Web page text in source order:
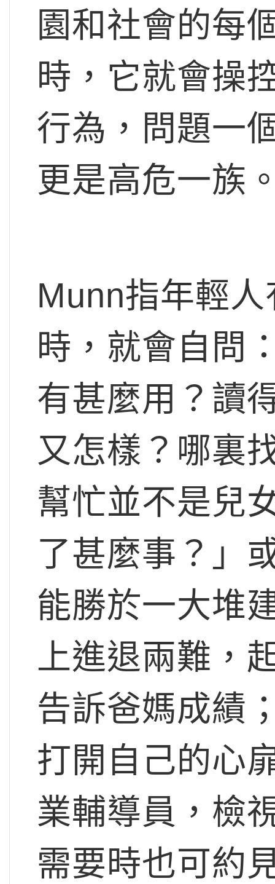
園和社會的每
時，它就會操
行為，問題一
更是高危一族
Munn指年輕
時，就會自問
有甚麼用？讀
又怎樣？哪裏
幫忙並不是兒
了甚麼事？」
能勝於一大堆
上進退兩難，
告訴爸媽成績
打開自己的心
業輔導員，檢
需要時也可約